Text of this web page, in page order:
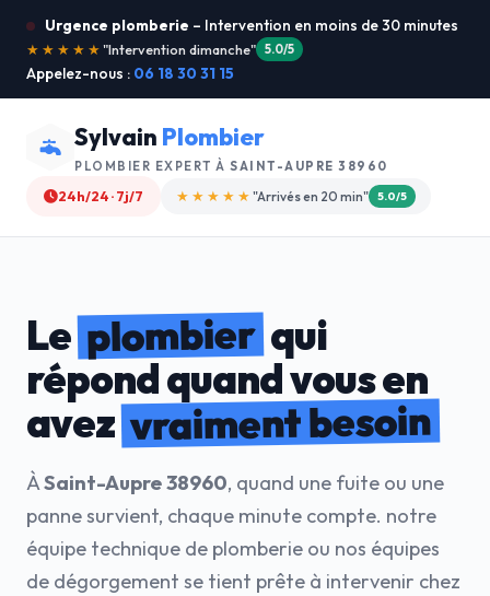
Urgence plomberie – Intervention en moins de 30 minutes
★★★★★"Service ultra rapide !" 5.0/5
Appelez-nous : 06 18 30 31 15
Sylvain Plombier
PLOMBIER EXPERT À SAINT-AUPRE 38960
24h/24 · 7j/7 ★★★★☆ "Devis gratuit" 4.8/5
Leplombierqui
répond quand vous en
avezvraiment besoin
ÀSaint-Aupre 38960, quand une fuite ou une
panne survient, chaque minute compte. notre
équipe technique de plomberie ou nos équipes
de dégorgement se tient prête à intervenir chez